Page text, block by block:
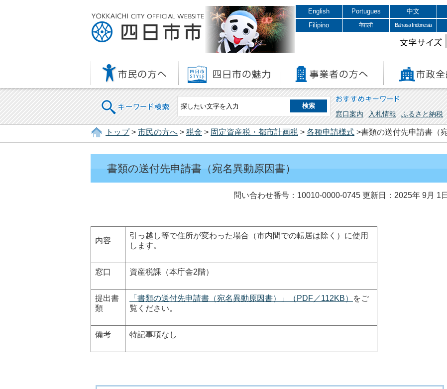
English Portugues 中文
Filipino
नेपाली Bahasa Indonesia
文字サイズ
キーワード検索 おすすめキーワード
窓口案内 入札情報 ふるさと納税
トップ> 市民の方へ > 税金 > 固定資産税・都市計画税 > 各種申請様式 >書類の送付先申請書（
書類の送付先申請書（宛名異動原因書）
問い合わせ番号：10010-0000-0745 更新日：2025年 9月 1日
内容
引っ越し等で住所が変わった場合（市内間での転居は除く）に使用
します。
窓口 資産税課（本庁舎2階）
提出書
類
「書類の送付先申請書（宛名異動原因書）」（PDF／112KB）
をご
覧ください。
備考 特記事項なし